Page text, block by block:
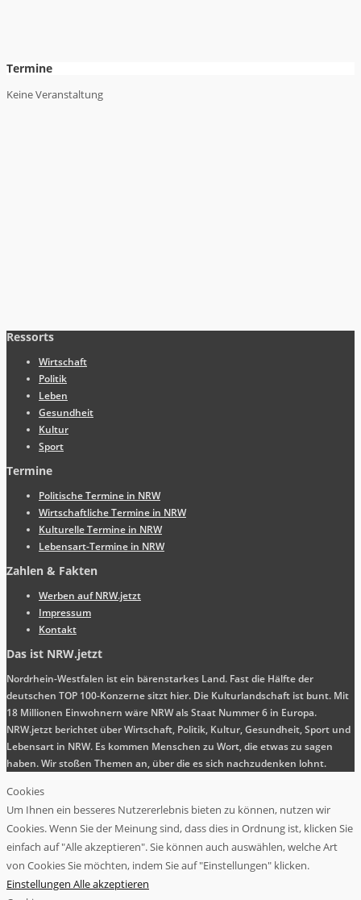
Termine
Keine Veranstaltung
Ressorts
Wirtschaft
Politik
Leben
Gesundheit
Kultur
Sport
Termine
Politische Termine in NRW
Wirtschaftliche Termine in NRW
Kulturelle Termine in NRW
Lebensart-Termine in NRW
Zahlen & Fakten
Werben auf NRW.jetzt
Impressum
Kontakt
Das ist NRW.jetzt
Nordrhein-Westfalen ist ein bärenstarkes Land. Fast die Hälfte der
deutschen TOP 100-Konzerne sitzt hier. Die Kulturlandschaft ist bunt. Mit
18 Millionen Einwohnern wäre NRW als Staat Nummer 6 in Europa.
NRW.jetzt berichtet über Wirtschaft, Politik, Kultur, Gesundheit, Sport und
Lebensart in NRW. Es kommen Menschen zu Wort, die etwas zu sagen
haben. Wir stoßen Themen an, über die es sich nachzudenken lohnt.
Cookies
Um Ihnen ein besseres Nutzererlebnis bieten zu können, nutzen wir
Cookies. Wenn Sie der Meinung sind, dass dies in Ordnung ist, klicken Sie
einfach auf "Alle akzeptieren". Sie können auch auswählen, welche Art
von Cookies Sie möchten, indem Sie auf "Einstellungen" klicken.
Einstellungen Alle akzeptieren